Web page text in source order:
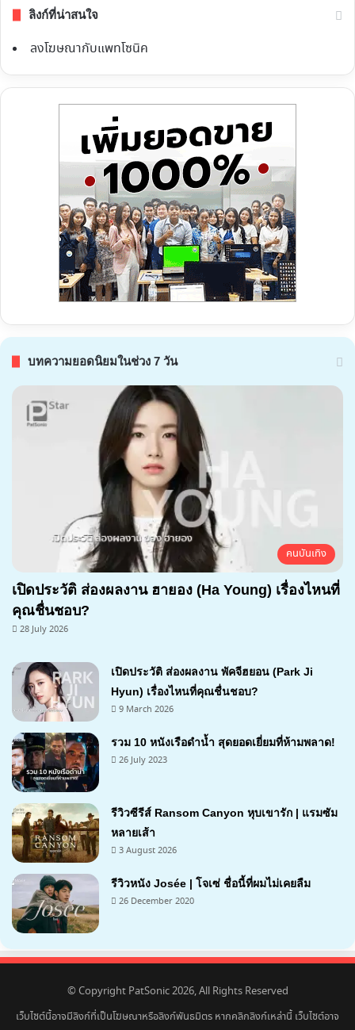
ลิงก์ที่น่าสนใจ
ลงโฆษณากับแพทโซนิค
บทความยอดนิยมในช่วง 7 วัน
คนบันเทิง
เปิดประวัติ ส่องผลงาน ฮายอง (Ha Young) เรื่องไหนที่
คุณชื่นชอบ?
28 July 2026
เปิดประวัติ ส่องผลงาน พัคจีฮยอน (Park Ji
Hyun) เรื่องไหนที่คุณชื่นชอบ?
9 March 2026
รวม 10 หนังเรือดำน้ำ สุดยอดเยี่ยมที่ห้ามพลาด!
26 July 2023
7.1
รีวิวซีรีส์ Ransom Canyon หุบเขารัก | แรมซัม
หลายเส้า
3 August 2026
7.2
รีวิวหนัง Josée | โจเซ่ ชื่อนี้ที่ผมไม่เคยลืม
26 December 2020
© Copyright PatSonic 2026, All Rights Reserved
เว็บไซต์นี้อาจมีลิงก์ที่เป็นโฆษณาหรือลิงก์พันธมิตร หากคลิกลิงก์เหล่านี้ เว็บไซต์อาจ